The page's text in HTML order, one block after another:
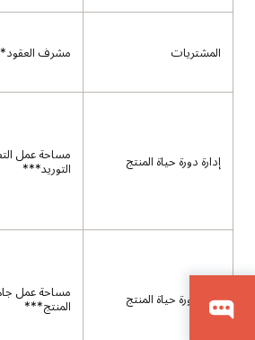
المشتريات مشرف
إدارة دورة حياة المنتج
مساحة عمل
التوريد***
إدارة دورة حياة المنتج
مساحة عمل
المنتج***